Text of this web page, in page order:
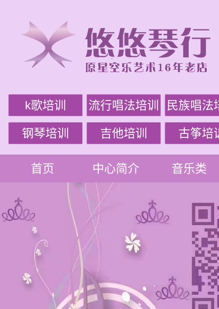
k歌培训 流行唱法培训 民族唱法
钢琴培训 吉他培训 古筝培
首页 中心简介 音乐类